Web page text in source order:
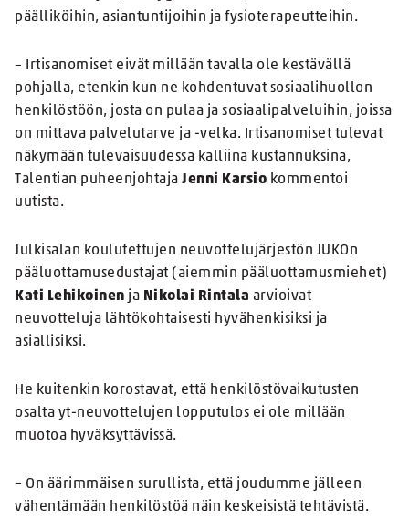
päälliköihin, asiantuntijoihin ja fysioterapeutteihin.
– Irtisanomiset eivät millään tavalla ole kestävällä
pohjalla, etenkin kun ne kohdentuvat sosiaalihuollon
henkilöstöön, josta on pulaa ja sosiaalipalveluihin, joissa
on mittava palvelutarve ja -velka. Irtisanomiset tulevat
näkymään tulevaisuudessa kalliina kustannuksina,
Talentian puheenjohtaja Jenni Karsio kommentoi
uutista.
Julkisalan koulutettujen neuvottelujärjestön JUKOn
pääluottamusedustajat (aiemmin pääluottamusmiehet)
Kati Lehikoinen ja Nikolai Rintala arvioivat
neuvotteluja lähtökohtaisesti hyvähenkisiksi ja
asiallisiksi.
He kuitenkin korostavat, että henkilöstövaikutusten
osalta yt-neuvottelujen lopputulos ei ole millään
muotoa hyväksyttävissä.
– On äärimmäisen surullista, että joudumme jälleen
vähentämään henkilöstöä näin keskeisistä tehtävistä.